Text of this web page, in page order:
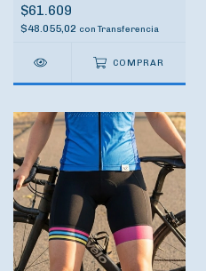
$61.609
$48.055,02 con Transferencia
COMPRAR